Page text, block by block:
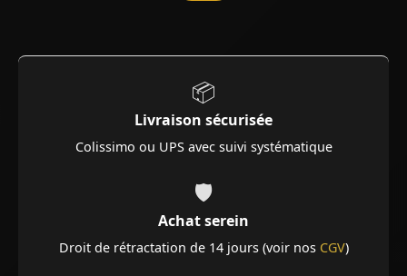
📦
Livraison sécurisée
Colissimo ou UPS avec suivi systématique
🛡️
Achat serein
Droit de rétractation de 14 jours (voir nos CGV)